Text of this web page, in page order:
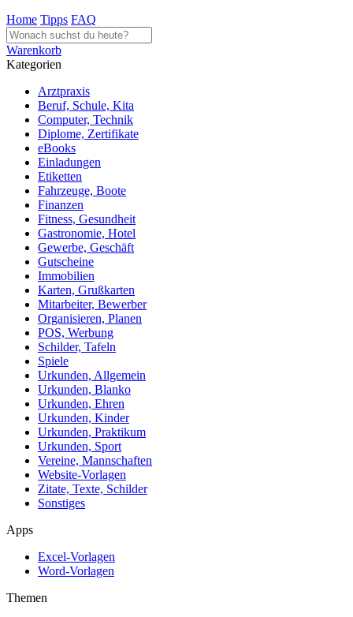
Home Tipps FAQ
Warenkorb
Kategorien
Arztpraxis
Beruf, Schule, Kita
Computer, Technik
Diplome, Zertifikate
eBooks
Einladungen
Etiketten
Fahrzeuge, Boote
Finanzen
Fitness, Gesundheit
Gastronomie, Hotel
Gewerbe, Geschäft
Gutscheine
Immobilien
Karten, Grußkarten
Mitarbeiter, Bewerber
Organisieren, Planen
POS, Werbung
Schilder, Tafeln
Spiele
Urkunden, Allgemein
Urkunden, Blanko
Urkunden, Ehren
Urkunden, Kinder
Urkunden, Praktikum
Urkunden, Sport
Vereine, Mannschaften
Website-Vorlagen
Zitate, Texte, Schilder
Sonstiges
Apps
Excel-Vorlagen
Word-Vorlagen
Themen